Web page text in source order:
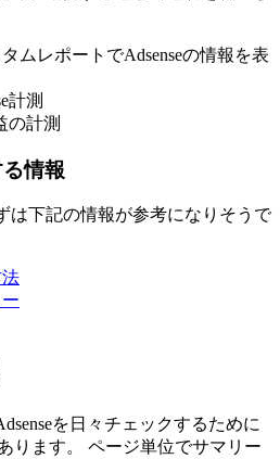
ムレポートでAdsenseの情報を表
計測
の計測
る情報
は下記の情報が参考になりそうで
を日々チェックするために
ります。 ページ単位でサマリー